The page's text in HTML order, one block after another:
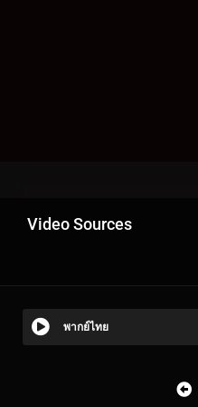
Video Sources
พากย์ไทย